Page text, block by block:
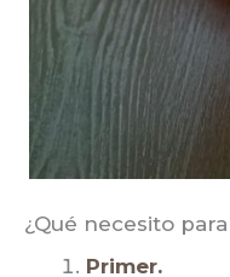
¿Qué necesito
Primer.